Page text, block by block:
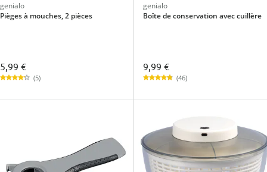
genialo
Pièges à mouches, 2 pièces
5,99 €
(5)
genialo
Boîte de conservation avec cuillère
9,99 €
(46)